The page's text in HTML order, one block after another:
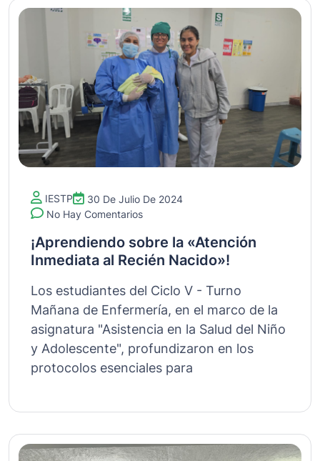
IESTP
30 De Julio De 2024
No Hay Comentarios
¡Aprendiendo sobre la «Atención
Inmediata al Recién Nacido»!
Los estudiantes del Ciclo V - Turno
Mañana de Enfermería, en el marco de la
asignatura "Asistencia en la Salud del Niño
y Adolescente", profundizaron en los
protocolos esenciales para